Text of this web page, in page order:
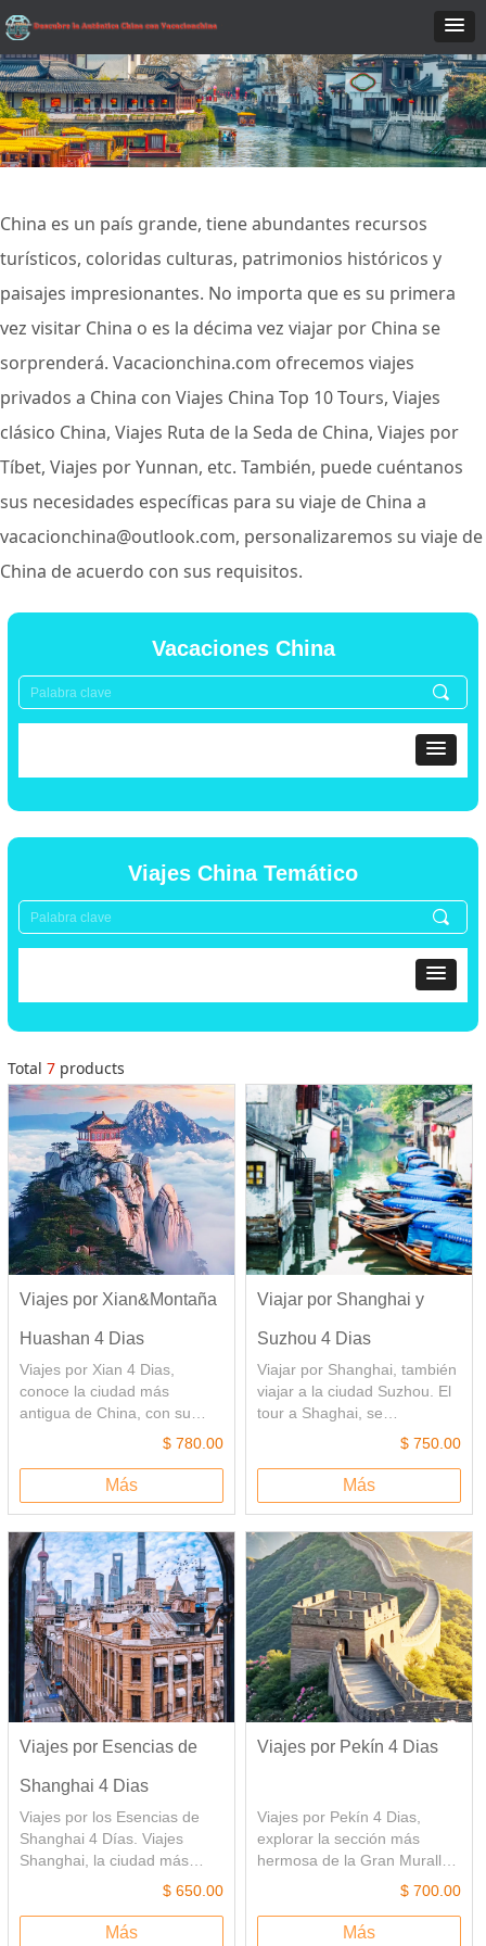
Total 7 products
Viajes por Xian&Montaña
Huashan 4 Dias
Viajes por Xian 4 Dias,
conoce la ciudad más
antigua de China, con su
famoso sitio ¨ el Museo de
Terracotas¨, que se va
sorprender por las
por el hombre. En el tour,
también incluye el viaje a la
montaña Huashan, una de
las montañas más notables y
emocionantes de China, hay
su propio estilo de práctica
Kungfu, que se llama Estilo
Huashan.
$ 780.00
Más
Viajar por Shanghai y
Suzhou 4 Dias
Viajar por Shanghai, también
viajar a la ciudad Suzhou. El
tour a Shaghai, se
sorprenderá la prosperidad
Suzhou es una ciudad
hermosa, como una chica
jardínes clásicos de Suzhou y
un pueblo de auga típico-
Tongli, siente la comodidad
de los pequeños puentes, el
agua fluye y las casas
tradicionales.
$ 750.00
Más
Viajes por Esencias de
Shanghai 4 Dias
Viajes por los Esencias de
Shanghai 4 Días. Viajes
Shanghai, la ciudad más
grande de China, con mezcla
antiguo y moderno. Toma un
$ 650.00
Más
Viajes por Pekín 4 Dias
Viajes por Pekín 4 Dias,
explorar la sección más
hermosa de la Gran Muralla-
Sección Mutianyu, donde hay
Visita la Ciudad Prohibida,
$ 700.00
Más
China es un país grande, tiene abundantes recursos
turísticos, coloridas culturas, patrimonios históricos y
paisajes impresionantes. No importa que es su primera
vez visitar China o es la décima vez viajar por China se
sorprenderá. Vacacionchina.com ofrecemos viajes
privados a China con Viajes China Top 10 Tours, Viajes
clásico China, Viajes Ruta de la Seda de China, Viajes por
Tíbet, Viajes por Yunnan, etc. También, puede cuéntanos
sus necesidades específicas para su viaje de China a
vacacionchina@outlook.com, personalizaremos su viaje de
China de acuerdo con sus requisitos.
Vacaciones China
끠
Viajes China Temático
끠